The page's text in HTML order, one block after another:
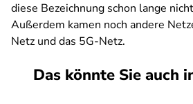
diese Bezeichnung schon lange
Außerdem kamen noch andere
Netz und das 5G-Netz.
Das könnte Sie auch